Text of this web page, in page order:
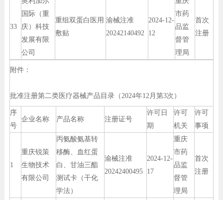
33
国际（重
庆）科技
发展有限
公司
重组双蛋白医用
敷贴
渝械注准
20242140492
2024-12-
12
市药
品监
督管
理局
首次
注册
附件：
批准注册第二类医疗器械产品目录（2024年12月第3次）
序
号
企业名称 产品名称 注册证号
许可日
期
许可
机关
许可
事项
1
重庆锐策
生物技术
有限公司
丙氨酸氨基转
移酶、血红蛋
白、甘油三酯
测试卡（干化
学法）
渝械注准
20242400495
2024-12-
17
重庆
市药
品监
督管
理局
首次
注册